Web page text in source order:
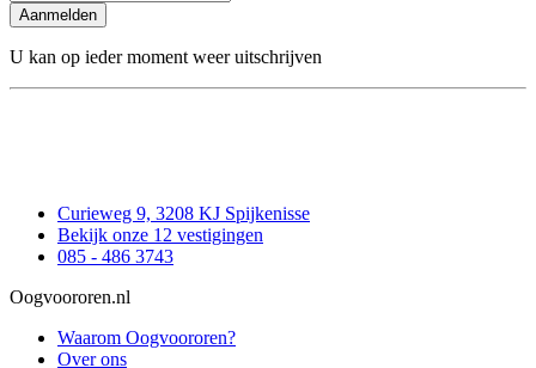
Aanmelden
U kan op ieder moment weer uitschrijven
Curieweg 9, 3208 KJ Spijkenisse
Bekijk onze 12 vestigingen
085 - 486 3743
Oogvoororen.nl
Waarom Oogvoororen?
Over ons